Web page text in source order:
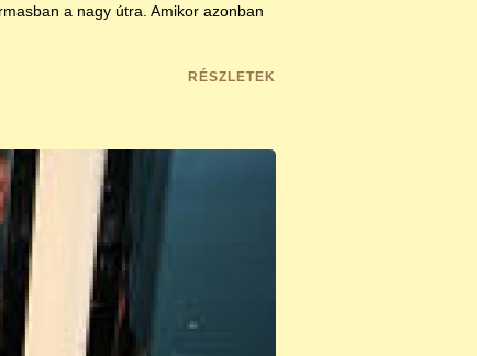
a nagy útra. Amikor azonban
RÉSZLETEK